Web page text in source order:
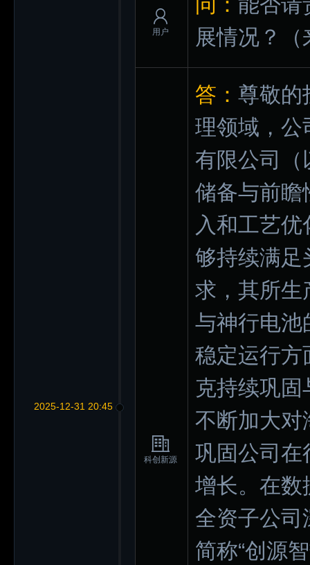
2025-12-31 20:45
用户
展情况？
科创新源
答： 尊敬的
理领域，公
有限公司（
储备与前瞻
入和工艺
够持续满足
求，其所生
与神行电池
稳定运行方
克持续巩
不断加大对
巩固公司在
增长。在数
全资子公司
简称“创源